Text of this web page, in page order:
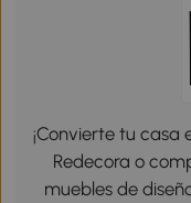
¡Convierte tu casa
Redecora o
muebles de